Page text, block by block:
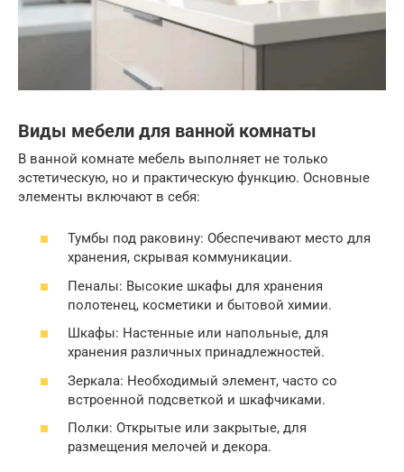
Виды мебели для ванной комнаты
В ванной комнате мебель выполняет не только
эстетическую, но и практическую функцию. Основные
элементы включают в себя:
Тумбы под раковину: Обеспечивают место для
хранения, скрывая коммуникации.
Пеналы: Высокие шкафы для хранения
полотенец, косметики и бытовой химии.
Шкафы: Настенные или напольные, для
хранения различных принадлежностей.
Зеркала: Необходимый элемент, часто со
встроенной подсветкой и шкафчиками.
Полки: Открытые или закрытые, для
размещения мелочей и декора.